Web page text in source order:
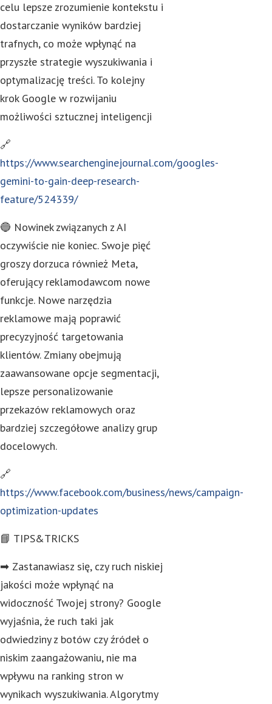
celu lepsze zrozumienie kontekstu i
dostarczanie wyników bardziej
trafnych, co może wpłynąć na
przyszłe strategie wyszukiwania i
optymalizację treści. To kolejny
krok Google w rozwijaniu
możliwości sztucznej inteligencji
🔗
https://www.searchenginejournal.com/googles-
gemini-to-gain-deep-research-
feature/524339/
🔵 Nowinek związanych z AI
oczywiście nie koniec. Swoje pięć
groszy dorzuca również Meta,
oferujący reklamodawcom nowe
funkcje. Nowe narzędzia
reklamowe mają poprawić
precyzyjność targetowania
klientów. Zmiany obejmują
zaawansowane opcje segmentacji,
lepsze personalizowanie
przekazów reklamowych oraz
bardziej szczegółowe analizy grup
docelowych.
🔗
https://www.facebook.com/business/news/campaign-
optimization-updates
📘 TIPS&TRICKS
➡ Zastanawiasz się, czy ruch niskiej
jakości może wpłynąć na
widoczność Twojej strony? Google
wyjaśnia, że ruch taki jak
odwiedziny z botów czy źródeł o
niskim zaangażowaniu, nie ma
wpływu na ranking stron w
wynikach wyszukiwania. Algorytmy